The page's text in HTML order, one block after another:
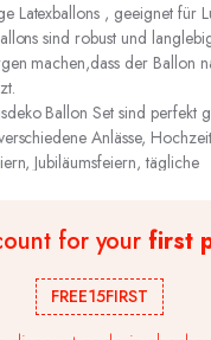
Latexballons , geeignet für
sind robust und
machen,dass der Ballon
Ballon Set sind perfekt
Anlässe,
Jubiläumsfeiern, tägliche
for yourfirst
FREE15FIRST